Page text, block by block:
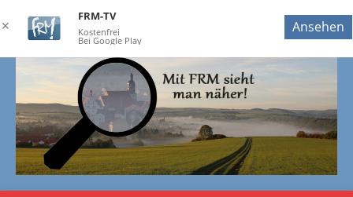
✕
FRM-TV
Kostenfrei
Bei Google Play
Ansehen